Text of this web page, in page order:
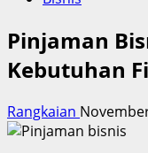
Pinjaman
Kebutuhan
Rangkaian